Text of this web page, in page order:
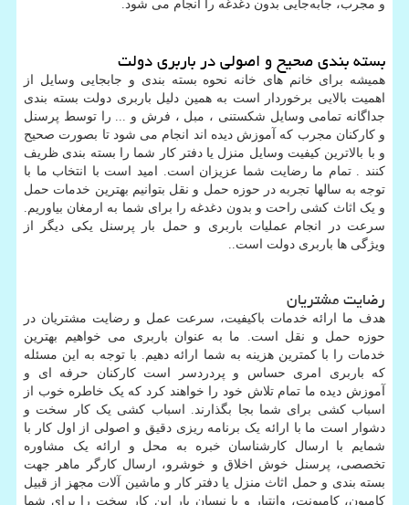
و مجرب، جابه‌جایی بدون دغدغه را انجام می شود.
بسته بندی صحیح و اصولی در باربری دولت
همیشه برای خانم های خانه نحوه بسته بندی و جابجایی وسایل از
اهمیت بالایی برخوردار است به همین دلیل باربری دولت بسته بندی
جداگانه تمامی وسایل شکستنی ، مبل ، فرش و ... را توسط پرسنل
و کارکنان مجرب که آموزش دیده اند انجام می شود تا بصورت صحیح
و با بالاترین کیفیت وسایل منزل یا دفتر کار شما را بسته بندی ظریف
کنند . تمام ما رضایت شما عزیزان است. امید است با انتخاب ما با
توجه به سالها تجربه در حوزه حمل و نقل بتوانیم بهترین خدمات حمل
و یک اثاث کشی راحت و بدون دغدغه را برای شما به ارمغان بیاوریم.
سرعت در انجام عملیات باربری و حمل بار پرسنل یکی دیگر از
ویژگی ها باربری دولت است..
رضایت مشتریان
هدف ما ارائه خدمات باکیفیت، سرعت عمل و رضایت مشتریان در
حوزه حمل و نقل است. ما به عنوان باربری می خواهیم بهترین
خدمات را با کمترین هزینه به شما ارائه دهیم. با توجه به این مسئله
که باربری امری حساس و پردردسر است کارکنان حرفه ای و
آموزش دیده ما تمام تلاش خود را خواهند کرد که یک خاطره خوب از
اسباب کشی برای شما بجا بگذارند. اسباب کشی یک کار سخت و
دشوار است ما با ارائه یک برنامه ریزی دقیق و اصولی از اول کار با
شمایم با ارسال کارشناسان خبره به محل و ارائه یک مشاوره
تخصصی، پرسنل خوش اخلاق و خوشرو، ارسال کارگر ماهر جهت
بسته بندی و حمل اثاث منزل یا دفتر کار و ماشین آلات مجهز از قبیل
کامیون، کامیونت، وانتبار و یا نیسان بار این کار سخت را برای شما